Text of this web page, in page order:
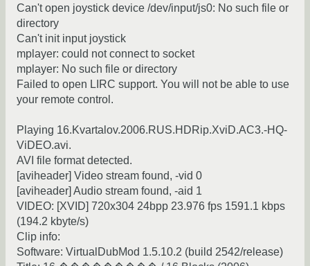
Can't open joystick device /dev/input/js0: No such file or
directory
Can't init input joystick
mplayer: could not connect to socket
mplayer: No such file or directory
Failed to open LIRC support. You will not be able to use
your remote control.
Playing 16.Kvartalov.2006.RUS.HDRip.XviD.AC3.-HQ-
ViDEO.avi.
AVI file format detected.
[aviheader] Video stream found, -vid 0
[aviheader] Audio stream found, -aid 1
VIDEO: [XVID] 720x304 24bpp 23.976 fps 1591.1 kbps
(194.2 kbyte/s)
Clip info:
Software: VirtualDubMod 1.5.10.2 (build 2542/release)